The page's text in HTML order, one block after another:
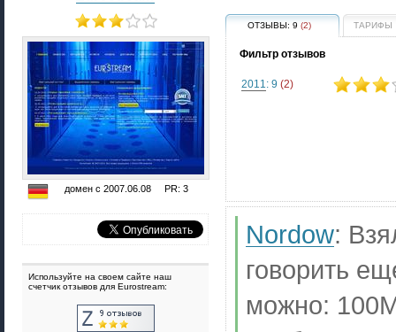
домен с 2007.06.08 PR: 3
Используйте на своем сайте наш
счетчик отзывов для Eurostream:
ОТЗЫВЫ:9 (2) ТАРИФЫ
Фильтр отзывов
2011: 9 (2)
Nordow:
говорить
можно: